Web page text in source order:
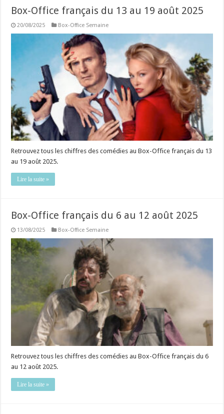
Box-Office français du 13 au 19 août 2025
20/08/2025 Box-Office Semaine
Retrouvez tous les chiffres des comédies au Box-Office français du 13
au 19 août 2025.
Lire la suite »
Box-Office français du 6 au 12 août 2025
13/08/2025 Box-Office Semaine
Retrouvez tous les chiffres des comédies au Box-Office français du 6
au 12 août 2025.
Lire la suite »